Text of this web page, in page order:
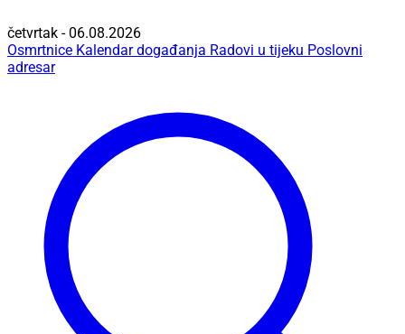
četvrtak - 06.08.2026
Osmrtnice Kalendar događanja Radovi u tijeku Poslovni
adresar